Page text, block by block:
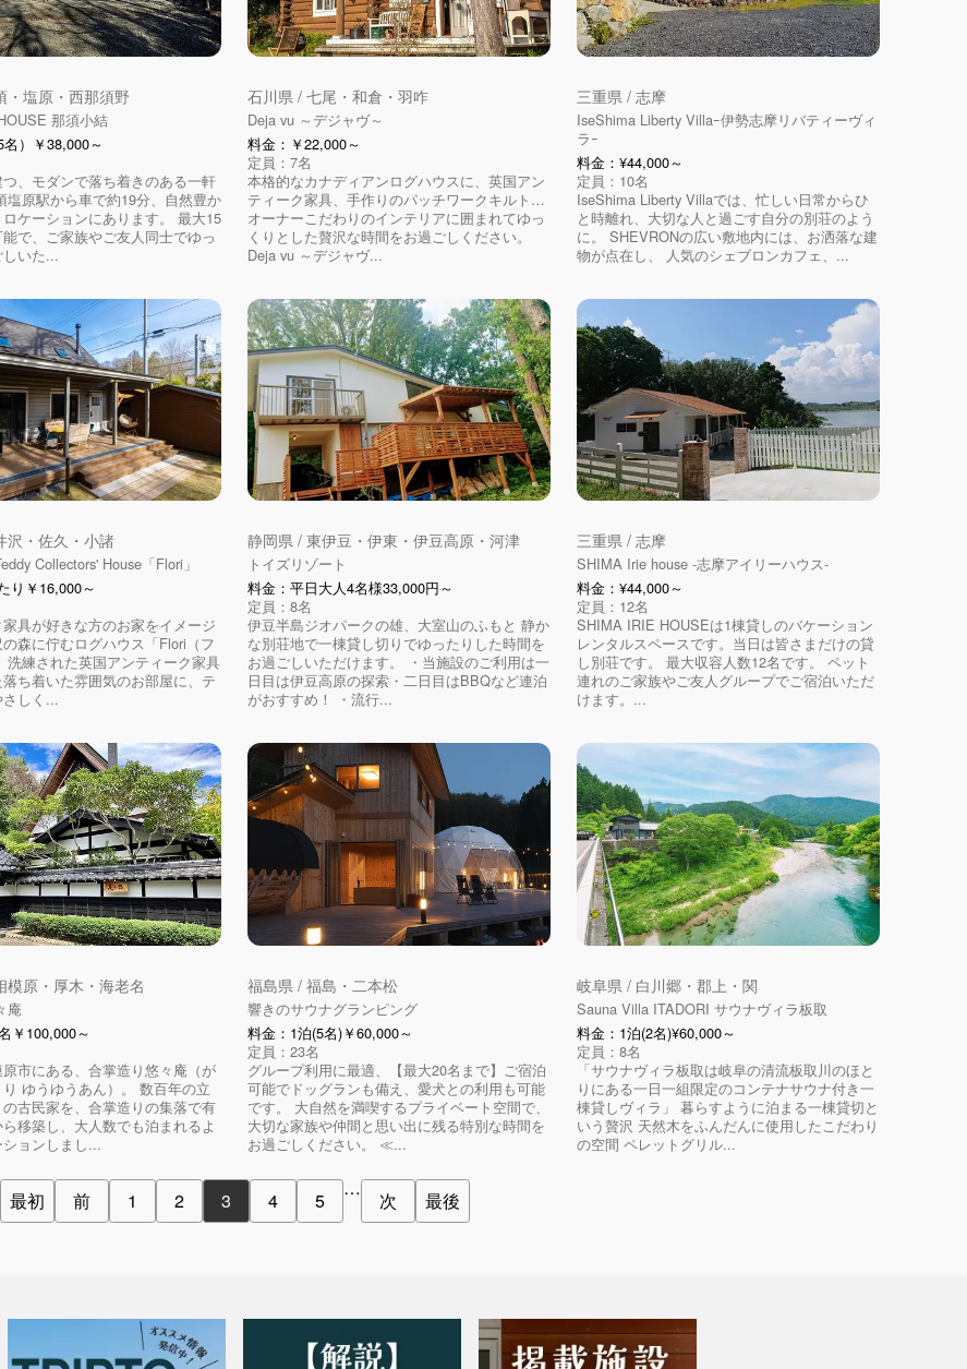
・塩原・西那須野
那須小結
）￥38,000～
、モダンで落ち着きのある一軒
塩原駅から車で約19分、自然豊か
ケーションにあります。 最大15
で、ご家族やご友人同士でゆっ
いた...
石川県 / 七尾・和倉・羽咋
Deja vu ～デジャヴ～
料金：￥22,000～
定員：7名
本格的なカナディアンログハウスに、英国アン
ティーク家具、手作りのパッチワークキルト…
オーナーこだわりのインテリアに囲まれてゆっ
くりとした贅沢な時間をお過ごしください。
Deja vu ～デジャヴ...
三重県 / 志摩
IseShima Liberty Villaｰ伊勢志摩リバティーヴィ
ラｰ
料金：¥44,000～
定員：10名
IseShima Liberty Villaでは、忙しい日常からひ
と時離れ、大切な人と過ごす自分の別荘のよう
に。 SHEVRONの広い敷地内には、お洒落な建
物が点在し、 人気のシェブロンカフェ、...
沢・佐久・小諸
Collectors' House「Flori」
り￥16,000～
具が好きな方のお家をイメージ
の森に佇むログハウス「Flori（フ
洗練された英国アンティーク家具
ち着いた雰囲気のお部屋に、テ
しく...
静岡県 / 東伊豆・伊東・伊豆高原・河津
トイズリゾート
料金：平日大人4名様33,000円～
定員：8名
伊豆半島ジオパークの雄、大室山のふもと 静か
な別荘地で一棟貸し切りでゆったりした時間を
お過ごしいただけます。 ・当施設のご利用は一
日目は伊豆高原の探索・二日目はBBQなど連泊
がおすすめ！ ・流行...
三重県 / 志摩
SHIMA Irie house -志摩アイリーハウス-
料金：¥44,000～
定員：12名
SHIMA IRIE HOUSEは1棟貸しのバケーション
レンタルスペースです。当日は皆さまだけの貸
し別荘です。 最大収容人数12名です。 ペット
連れのご家族やご友人グループでご宿泊いただ
けます。...
模原・厚木・海老名
庵
￥100,000～
市にある、合掌造り悠々庵（が
ゆうゆうあん）。 数百年の立
古民家を、合掌造りの集落で有
移築し、大人数でも泊まれるよ
ョンしまし...
福島県 / 福島・二本松
響きのサウナグランピング
料金：1泊(5名)￥60,000～
定員：23名
グループ利用に最適、【最大20名まで】ご宿泊
可能でドッグランも備え、愛犬との利用も可能
です。 大自然を満喫するプライベート空間で、
大切な家族や仲間と思い出に残る特別な時間を
お過ごしください。 ≪...
岐阜県 / 白川郷・郡上・関
Sauna Villa ITADORI サウナヴィラ板取
料金：1泊(2名)¥60,000～
定員：8名
「サウナヴィラ板取は岐阜の清流板取川のほと
りにある一日一組限定のコンテナサウナ付き一
棟貸しヴィラ」 暮らすように泊まる一棟貸切と
いう贅沢 天然木をふんだんに使用したこだわり
の空間 ペレットグリル...
最初 前 1 2 3 4 5
…
次 最後